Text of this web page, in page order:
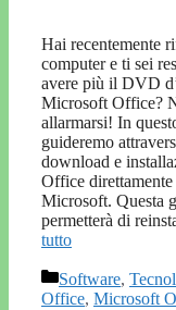
Hai recentemente
computer e ti sei
avere più il DVD
Microsoft Office?
allarmarsi! In
guideremo
download e
Office
Microsoft. Questa
permetterà di
tutto
Categorie
Software,
Office, Microsoft